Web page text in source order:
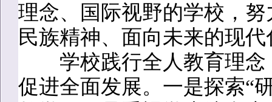
理念、国际视野的学校，
民族精神、面向未来的现
学校践行全人教育理念
促进全面发展。一是探索“